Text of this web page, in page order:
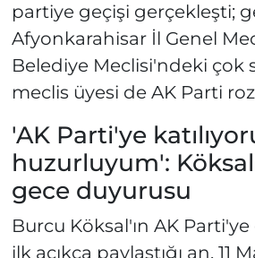
partiye geçişi gerçekleşti;
Afyonkarahisar İl Genel
Belediye Meclisi'ndeki çok
meclis üyesi de AK Parti
'AK Parti'ye
huzurluyum':
gece duyurusu
Burcu Köksal'ın AK
ilk açıkça paylaştığı an, 11